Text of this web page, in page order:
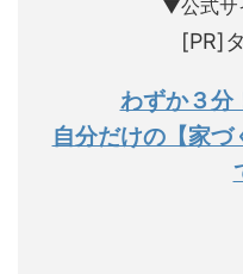
▼公式サ
[PR]
わずか３分
自分だけの【家